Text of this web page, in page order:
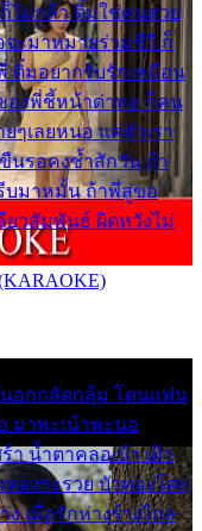
ไม่กล้า ติ๋มใช่คนสวย
จะมาหมายร่วมชีวี ก็
ติ๋มอยากรับรักเหมือน
องพี่ชี้หน้าด่าทอ ก็คน
ๆเลยหนอ แค่ตัวเรา
นรอคงช้ำสักวัน ถ้า
บมาหมั้น ถ้าพี่สู่ขอ
ยวสัมพันธ์ ผิดหวังไม่
นอกกลัดกลุ้ม โดนแฟน
มาพะเน้าพะนอ
า น้ำตาคลอเบ้า เฝ้า
องระรวย บัวทองโศก
ง เมื่อรักห่างร้างไกล